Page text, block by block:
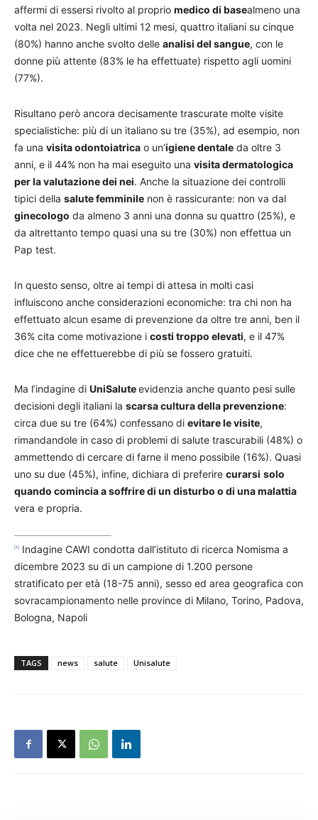
affermi di essersi rivolto al proprio medico di basealmeno una
volta nel 2023. Negli ultimi 12 mesi, quattro italiani su cinque
(80%) hanno anche svolto delle analisi del sangue, con le
donne più attente (83% le ha effettuate) rispetto agli uomini
(77%).
Risultano però ancora decisamente trascurate molte visite
specialistiche: più di un italiano su tre (35%), ad esempio, non
fa una visita odontoiatrica o un’igiene dentale da oltre 3
anni, e il 44% non ha mai eseguito una visita dermatologica
per la valutazione dei nei. Anche la situazione dei controlli
tipici della salute femminile non è rassicurante: non va dal
ginecologo da almeno 3 anni una donna su quattro (25%), e
da altrettanto tempo quasi una su tre (30%) non effettua un
Pap test.
In questo senso, oltre ai tempi di attesa in molti casi
influiscono anche considerazioni economiche: tra chi non ha
effettuato alcun esame di prevenzione da oltre tre anni, ben il
36% cita come motivazione i costi troppo elevati, e il 47%
dice che ne effettuerebbe di più se fossero gratuiti.
Ma l’indagine di UniSaluteevidenzia anche quanto pesi sulle
decisioni degli italiani la scarsa cultura della prevenzione:
circa due su tre (64%) confessano di evitare le visite,
rimandandole in caso di problemi di salute trascurabili (48%) o
ammettendo di cercare di farne il meno possibile (16%). Quasi
uno su due (45%), infine, dichiara di preferire curarsi solo
quando comincia a soffrire di un disturbo o di una malattia
vera e propria.
[1]
Indagine CAWI condotta dall’istituto di ricerca Nomisma a
dicembre 2023 su di un campione di 1.200 persone
stratificato per età (18-75 anni), sesso ed area geografica con
sovracampionamento nelle province di Milano, Torino, Padova,
Bologna, Napoli
TAGS news salute Unisalute